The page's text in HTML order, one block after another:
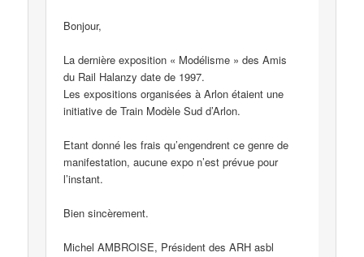
Bonjour,
La dernière exposition « Modélisme » des Amis
du Rail Halanzy date de 1997.
Les expositions organisées à Arlon étaient une
initiative de Train Modèle Sud d’Arlon.
Etant donné les frais qu’engendrent ce genre de
manifestation, aucune expo n’est prévue pour
l’instant.
Bien sincèrement.
Michel AMBROISE, Président des ARH asbl